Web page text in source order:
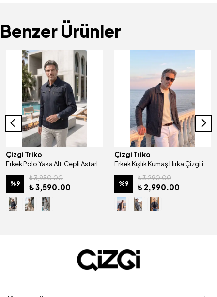
Benzer Ürünler
Çizgi Triko
Erkek Polo Yaka Altı Cepli Astarlı Pamuklu Mevsimlik Mont - A00005
%9
₺ 3,950.00
₺ 3,590.00
Çizgi Triko
Erkek Kışlık Kumaş Hırka Çizgili Desenli Klasik Kalıp - 5234G
%9
₺ 3,290.00
₺ 2,990.00